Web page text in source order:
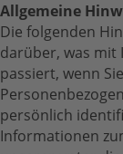
Allgemeine
Die folgenden
darüber, was mit
passiert, wenn
persönlich
Informationen